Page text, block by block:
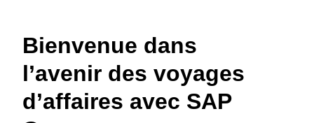
Bienvenue dans
l’avenir des voyages
d’affaires avec SAP